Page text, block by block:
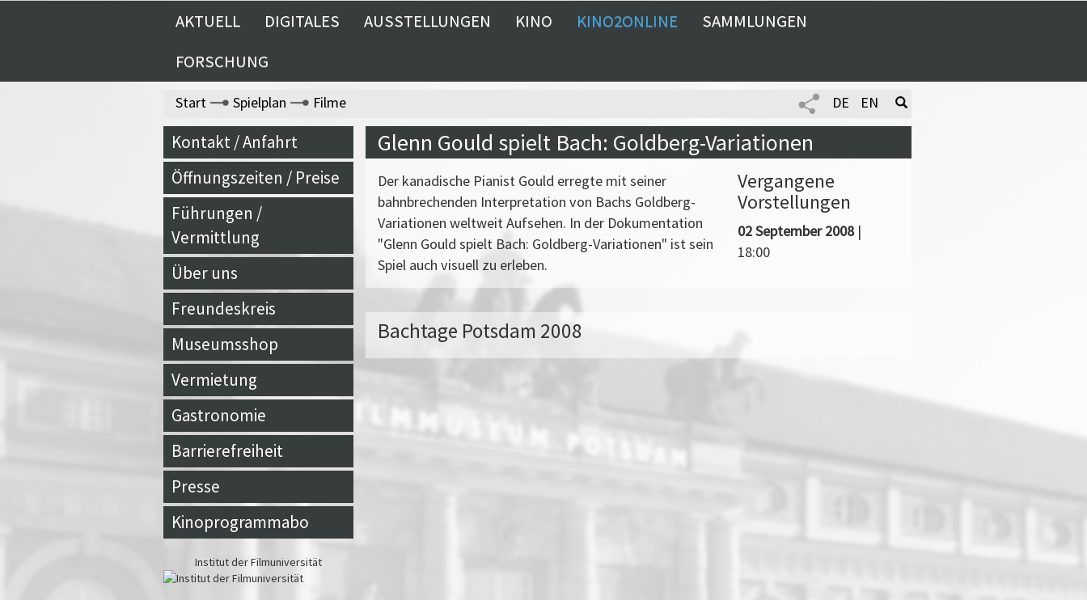
AKTUELL DIGITALES AUSSTELLUNGEN KINO KINO2ONLINE
SAMMLUNGEN
FORSCHUNG
Start Spielplan Filme DE EN
Kontakt / Anfahrt
Öffnungszeiten / Preise
Führungen /
Vermittlung
Über uns
Freundeskreis
Museumsshop
Vermietung
Gastronomie
Barrierefreiheit
Presse
Kinoprogrammabo
Institut der Filmuniversität
Glenn Gould spielt Bach: Goldberg-Variationen
Der kanadische Pianist Gould erregte mit seiner
bahnbrechenden Interpretation von Bachs Goldberg-
Variationen weltweit Aufsehen. In der Dokumentation
"Glenn Gould spielt Bach: Goldberg-Variationen" ist sein
Spiel auch visuell zu erleben.
Vergangene
Vorstellungen
02 September 2008|
18:00
Bachtage Potsdam 2008